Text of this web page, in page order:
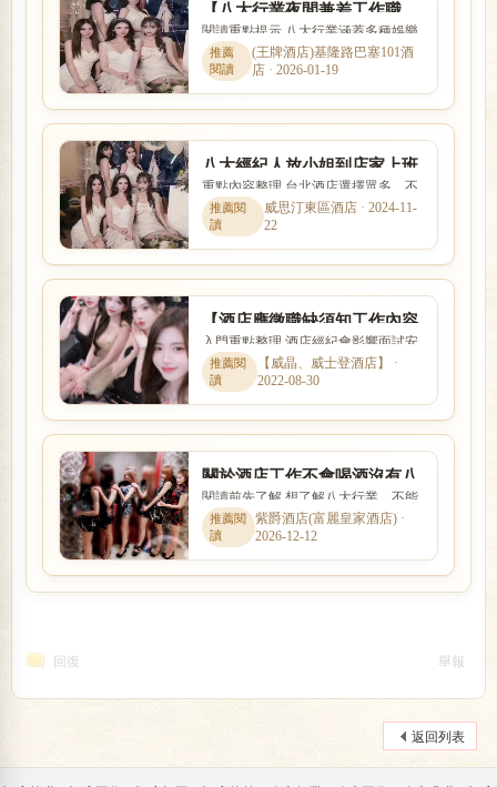
【八大行業夜間兼差工作職
缺】酒店工作機會求職網
閱讀重點提示 八大行業涵蓋多種娛樂
服務與工作型態，實際內容、收入模
式與風險程度差異很大。本...
(王牌酒店)基隆路巴塞101酒
店 · 2026-01-19
八大經紀人放小姐到店家上班
一定要透過經紀公司嗎?
重點內容整理 台北酒店選擇眾多，不
同商圈各有不同定位。本文針對「八
大經紀人放小姐到店家上班...
威思汀東區酒店 · 2024-11-
22
【酒店應徵職缺須知工作內容
諮詢】如何選擇酒店經紀人
呢？
入門重點整理 酒店經紀會影響面試安
排、工作介紹、薪資說明與新人安全
感。本文以「【酒店應徵職...
【威晶、威士登酒店】 ·
2022-08-30
關於酒店工作不會喝酒沒有八
大行業經驗手腕怎麼辦?
閱讀前先了解 想了解八大行業，不能
只看名稱，也要理解實際工作內容、
入行條件、收入差異與安全...
紫爵酒店(富麗皇家酒店) ·
2026-12-12
回復 舉報
返回列表